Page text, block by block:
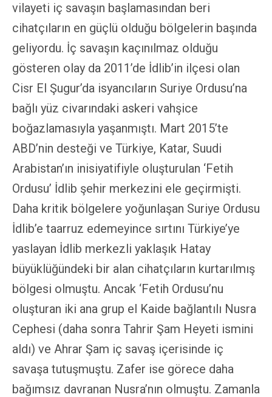
vilayeti iç savaşın başlamasından beri
cihatçıların en güçlü olduğu bölgelerin başında
geliyordu. İç savaşın kaçınılmaz olduğu
gösteren olay da 2011’de İdlib’in ilçesi olan
Cisr El Şugur’da isyancıların Suriye Ordusu’na
bağlı yüz civarındaki askeri vahşice
boğazlamasıyla yaşanmıştı. Mart 2015’te
ABD’nin desteği ve Türkiye, Katar, Suudi
Arabistan’ın inisiyatifiyle oluşturulan ‘Fetih
Ordusu’ İdlib şehir merkezini ele geçirmişti.
Daha kritik bölgelere yoğunlaşan Suriye Ordusu
İdlib’e taarruz edemeyince sırtını Türkiye’ye
yaslayan İdlib merkezli yaklaşık Hatay
büyüklüğündeki bir alan cihatçıların kurtarılmış
bölgesi olmuştu. Ancak ‘Fetih Ordusu’nu
oluşturan iki ana grup el Kaide bağlantılı Nusra
Cephesi (daha sonra Tahrir Şam Heyeti ismini
aldı) ve Ahrar Şam iç savaş içerisinde iç
savaşa tutuşmuştu. Zafer ise görece daha
bağımsız davranan Nusra’nın olmuştu. Zamanla